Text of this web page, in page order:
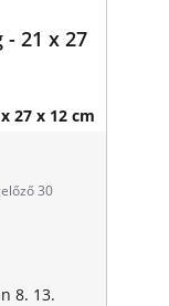
21 x 27
27 x 12 cm
30
8. 13.